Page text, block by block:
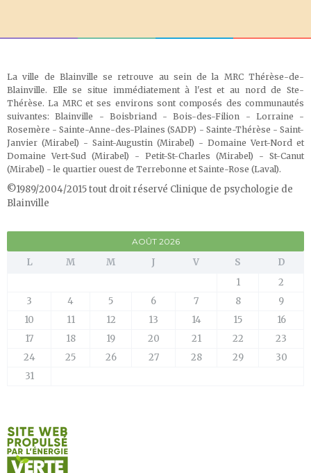
La ville de Blainville se retrouve au sein de la MRC Thérèse-de-
Blainville. Elle se situe immédiatement à l'est et au nord de Ste-
Thérèse. La MRC et ses environs sont composés des communautés
suivantes: Blainville - Boisbriand - Bois-des-Filion - Lorraine -
Rosemère - Sainte-Anne-des-Plaines (SADP) - Sainte-Thérèse - Saint-
Janvier (Mirabel) - Saint-Augustin (Mirabel) - Domaine Vert-Nord et
Domaine Vert-Sud (Mirabel) - Petit-St-Charles (Mirabel) - St-Canut
(Mirabel) - le quartier ouest de Terrebonne et Sainte-Rose (Laval).
©1989/2004/2015 tout droit réservé Clinique de psychologie de
Blainville
AOÛT 2026
L M M J V S
D
1
2
3
4 5 6 7 8
9
10
11 12 13 14 15
16
17
18 19 20 21 22
23
24
25 26 27 28 29
30
31